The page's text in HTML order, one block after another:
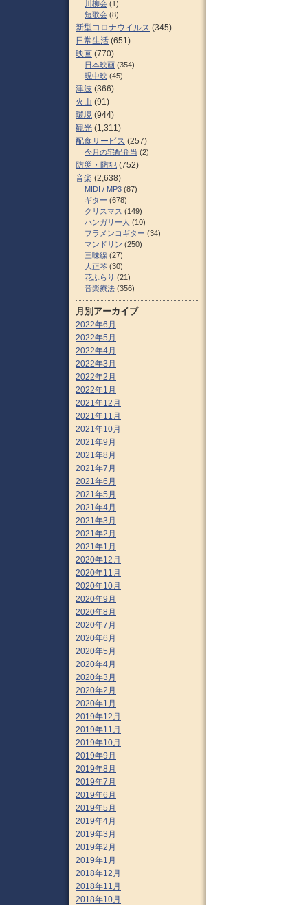
川柳会 (1)
短歌会 (8)
新型コロナウイルス (345)
日常生活 (651)
映画 (770)
日本映画 (354)
現中映 (45)
津波 (366)
火山 (91)
環境 (944)
観光 (1,311)
配食サービス (257)
今月の宅配弁当 (2)
防災・防犯 (752)
音楽 (2,638)
MIDI / MP3 (87)
ギター (678)
クリスマス (149)
ハンガリー人 (10)
フラメンコギター (34)
マンドリン (250)
三味線 (27)
大正琴 (30)
花ふらり (21)
音楽療法 (356)
月別アーカイブ
2022年6月
2022年5月
2022年4月
2022年3月
2022年2月
2022年1月
2021年12月
2021年11月
2021年10月
2021年9月
2021年8月
2021年7月
2021年6月
2021年5月
2021年4月
2021年3月
2021年2月
2021年1月
2020年12月
2020年11月
2020年10月
2020年9月
2020年8月
2020年7月
2020年6月
2020年5月
2020年4月
2020年3月
2020年2月
2020年1月
2019年12月
2019年11月
2019年10月
2019年9月
2019年8月
2019年7月
2019年6月
2019年5月
2019年4月
2019年3月
2019年2月
2019年1月
2018年12月
2018年11月
2018年10月